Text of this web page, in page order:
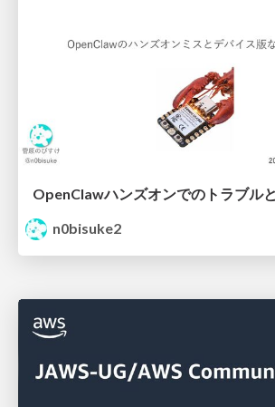
n0bisuke2